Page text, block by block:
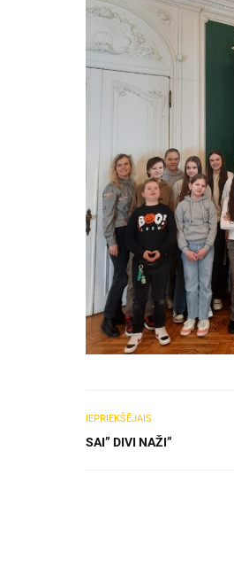
IEPRIEKŠĒJAIS
SAI” DIVI NAŽI”